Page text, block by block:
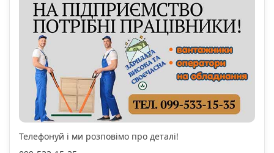
Телефонуй і ми розповімо про деталі!